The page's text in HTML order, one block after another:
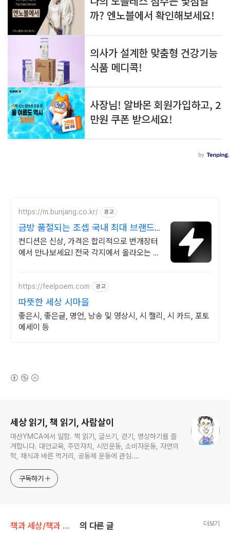
https://m.bunjang.co.kr/ 광고
금방 품절되는 조셉 국내 최대 브랜드
중고거래
컨디션은 신상, 가격은 합리적으로 번개장터
에서 만나보세요! 전국 각지에서 올라오는 전
https://feelpoem.com 광고
따뜻한 세상 시마을
좋은시, 좋은글, 명언, 낭송 및 영상시, 시 캘리, 시 카드, 포토
에세이 등
세상 읽기, 책 읽기, 사람살이
마산YMCA에서 일함. 책 읽기, 글쓰기, 걷기, 명상하기를 즐
겨합니다. 대안교육, 주민자치, 시민운동, 소비자운동, 자연의
학, 채식과 바른 먹거리, 공동체 운동에 관심.
http://www.facebook.com/ymcaman
구독하기
책과 세상/책과 세상 - 기타, 교양 의 다른 글 더보기